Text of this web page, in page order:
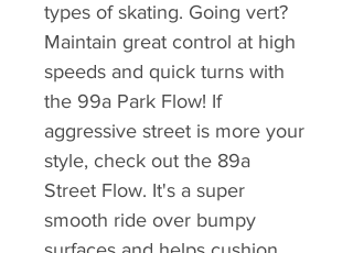
types of skating. Going vert?
Maintain great control at high
speeds and quick turns with
the 99a Park Flow! If
aggressive street is more your
style, check out the 89a
Street Flow. It's a super
smooth ride over bumpy